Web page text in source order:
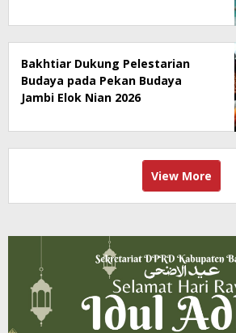
Bakhtiar Dukung Pelestarian
Budaya pada Pekan Budaya
Jambi Elok Nian 2026
View More